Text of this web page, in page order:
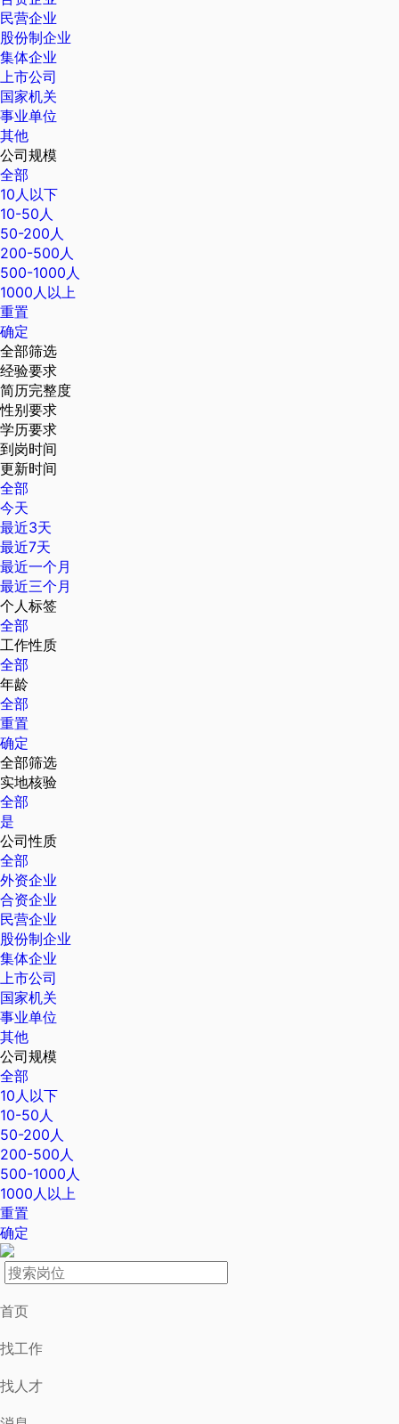
民营企业
股份制企业
集体企业
上市公司
国家机关
事业单位
其他
公司规模
全部
10人以下
10-50人
50-200人
200-500人
500-1000人
1000人以上
重置
确定
全部筛选
经验要求
简历完整度
性别要求
学历要求
到岗时间
更新时间
全部
今天
最近3天
最近7天
最近一个月
最近三个月
个人标签
全部
工作性质
全部
年龄
全部
重置
确定
全部筛选
实地核验
全部
是
公司性质
全部
外资企业
合资企业
民营企业
股份制企业
集体企业
上市公司
国家机关
事业单位
其他
公司规模
全部
10人以下
10-50人
50-200人
200-500人
500-1000人
1000人以上
重置
确定
首页
找工作
找人才